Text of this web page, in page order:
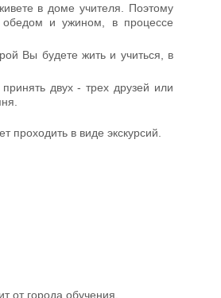
в доме учителя. Поэтому
обедом и ужином, в процессе
Вы будете жить и учиться, в
двух - трех друзей или
в виде экскурсий.
от города обучения.